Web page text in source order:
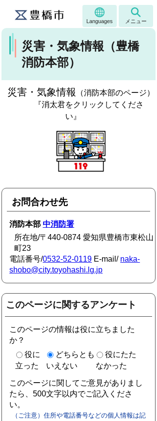
Languages メニュー
災害・気象情報（豊橋
消防本部）
災害・気象情報
（消防本部のページ）
『消太君をクリックしてくださ
い』
お問合わせ先
消防本部中消防署
所在地/〒440-0874 愛知県豊橋市東松山
町23
電話番号/0532-52-0119 E-mail/ naka-
shobo@city.toyohashi.lg.jp
このページに関するアンケート
このページの情報は役に立ちました
か？
役に
立った
どちらとも
いえない
役にたた
なかった
このページに関してご意見がありまし
たら、500文字以内でご記入くださ
い。
（ご注意）住所や電話番号などの個人情報は記